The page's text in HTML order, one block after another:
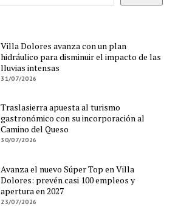
Villa Dolores avanza con un plan
hidráulico para disminuir el impacto de las
lluvias intensas
31/07/2026
Traslasierra apuesta al turismo
gastronómico con su incorporación al
Camino del Queso
30/07/2026
Avanza el nuevo Súper Top en Villa
Dolores: prevén casi 100 empleos y
apertura en 2027
23/07/2026